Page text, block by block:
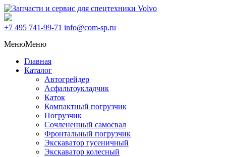
+7 495 741-99-71 info@com-sp.ru
МенюМеню
Главная
Каталог
Автогрейдер
Асфальтоукладчик
Каток
Компактный погрузчик
Погрузчик
Сочлененный самосвал
Фронтальный погрузчик
Экскаватор гусеничный
Экскаватор колесный